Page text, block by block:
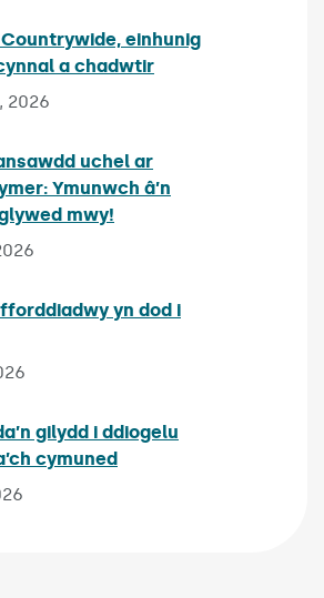
einhunig
a chadwtir
2026
uchel ar
Ymunwch â’n
mwy!
yn dod i
gilydd i ddiogelu
cymuned